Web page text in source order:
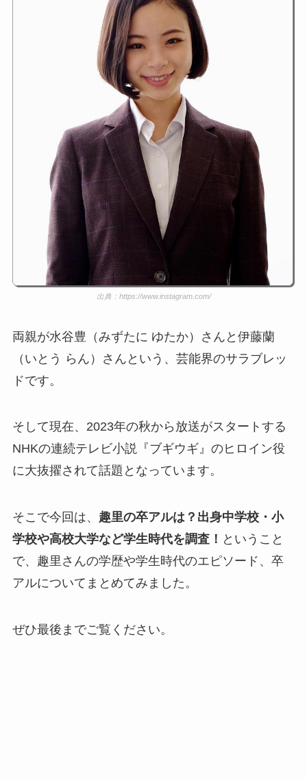
出典：https://www.instagram.com/
両親が水谷豊（みずたに ゆたか）さんと伊藤蘭
（いとう らん）さんという、芸能界のサラブレッ
ドです。
そして現在、2023年の秋から放送がスタートする
NHKの連続テレビ小説『ブギウギ』のヒロイン役
に大抜擢されて話題となっています。
そこで今回は、 趣里の卒アルは？出身中学校・小
学校や高校大学など学生時代を調査！ ということ
で、趣里さんの学歴や学生時代のエピソード、卒
アルについてまとめてみました。
ぜひ最後までご覧ください。